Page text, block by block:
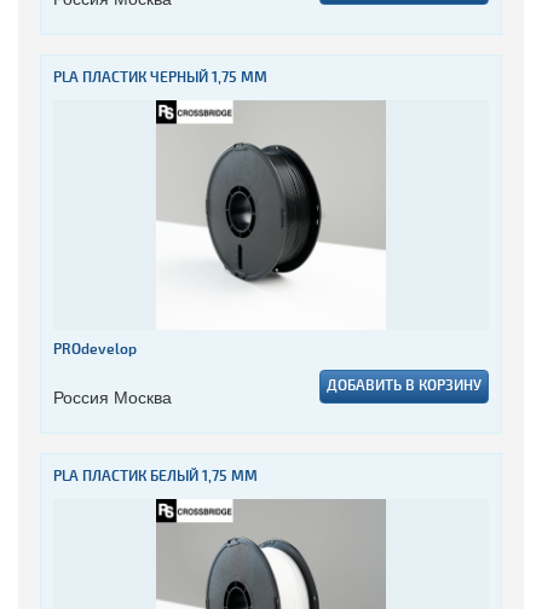
PLA ПЛАСТИК ЧЕРНЫЙ 1,75 ММ
PROdevelop
Россия Москва ДОБАВИТЬ В КОРЗИНУ
PLA ПЛАСТИК БЕЛЫЙ 1,75 ММ